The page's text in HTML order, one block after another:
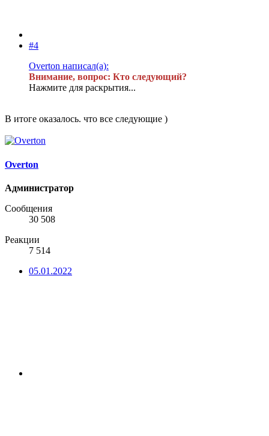
#4
Overton написал(а):
Внимание, вопрос: Кто следующий?
Нажмите для раскрытия...
В итоге оказалось. что все следующие )
Overton
Администратор
Сообщения
30 508
Реакции
7 514
05.01.2022